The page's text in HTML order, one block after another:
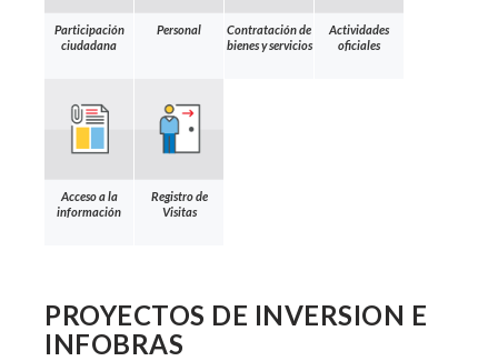
Participación
ciudadana
Personal
Contratación de
bienes y servicios
Actividades
oficiales
Acceso a la
información
Registro de
Visitas
PROYECTOS DE INVERSION E
INFOBRAS